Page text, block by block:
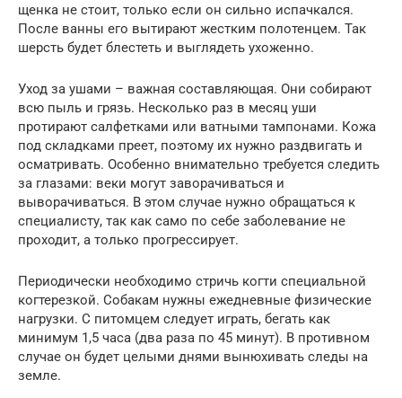
щенка не стоит, только если он сильно испачкался.
После ванны его вытирают жестким полотенцем. Так
шерсть будет блестеть и выглядеть ухоженно.
Уход за ушами – важная составляющая. Они собирают
всю пыль и грязь. Несколько раз в месяц уши
протирают салфетками или ватными тампонами. Кожа
под складками преет, поэтому их нужно раздвигать и
осматривать. Особенно внимательно требуется следить
за глазами: веки могут заворачиваться и
выворачиваться. В этом случае нужно обращаться к
специалисту, так как само по себе заболевание не
проходит, а только прогрессирует.
Периодически необходимо стричь когти специальной
когтерезкой. Собакам нужны ежедневные физические
нагрузки. С питомцем следует играть, бегать как
минимум 1,5 часа (два раза по 45 минут). В противном
случае он будет целыми днями вынюхивать следы на
земле.